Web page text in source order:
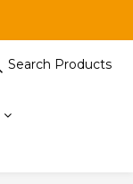
Search Products